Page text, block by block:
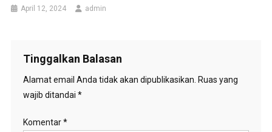
April 12, 2024 admin
Tinggalkan Balasan
Alamat email Anda tidak akan dipublikasikan. Ruas yang
wajib ditandai *
Komentar*